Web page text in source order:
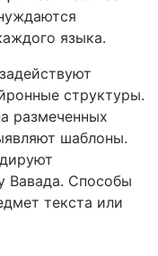
языка.
структуры.
размеченных
шаблоны.
Вавада. Способы
текста или